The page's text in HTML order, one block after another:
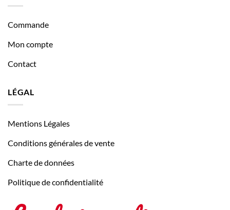
Commande
Mon compte
Contact
LÉGAL
Mentions Légales
Conditions générales de vente
Charte de données
Politique de confidentialité